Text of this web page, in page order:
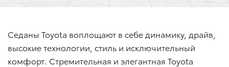
Седаны Toyota воплощают в себе динамику, драйв,
высокие технологии, стиль и исключительный
комфорт. Стремительная и элегантная Toyota